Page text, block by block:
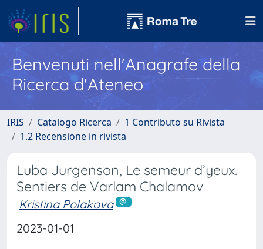
Benvenuti nell'Anagrafe della
Ricerca d'Ateneo
IRIS Catalogo Ricerca
1 Contributo su Rivista
1.2 Recensione in rivista
Luba Jurgenson, Le semeur d’yeux.
Sentiers de Varlam Chalamov
Kristina Polakova
2023-01-01